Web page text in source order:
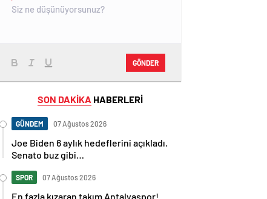
GÖNDER
SON DAKİKA HABERLERİ
GÜNDEM 07 Ağustos 2026
Joe Biden 6 aylık hedeflerini açıkladı.
Senato buz gibi…
SPOR 07 Ağustos 2026
En fazla kızaran takım Antalyaspor!